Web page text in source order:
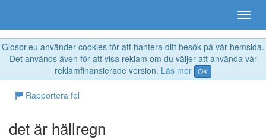
Glosor.eu använder cookies för att hantera ditt besök på vår hemsida.
Det används även för att visa reklam om du väljer att använda vår
reklamfinansierade version. Läs mer OK
Rapportera fel
det är hällregn